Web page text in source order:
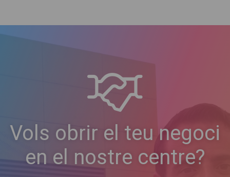
Vols obrir el teu negoci
en el nostre centre?